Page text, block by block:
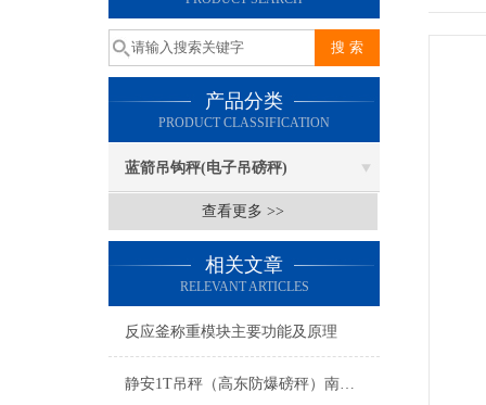
产品分类
PRODUCT CLASSIFICATION
蓝箭吊钩秤(电子吊磅秤)
查看更多 >>
相关文章
RELEVANT ARTICLES
反应釜称重模块主要功能及原理
静安1T吊秤（高东防爆磅秤）南城电子叉车秤（玉山5T地磅）老港地磅维修